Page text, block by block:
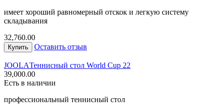
имеет хороший равномерный отскок и легкую систему
складывания
32,760.00
Купить Оставить отзыв
JOOLAТеннисный стол World Cup 22
39,000.00
Есть в наличии
профессиональный теннисный стол